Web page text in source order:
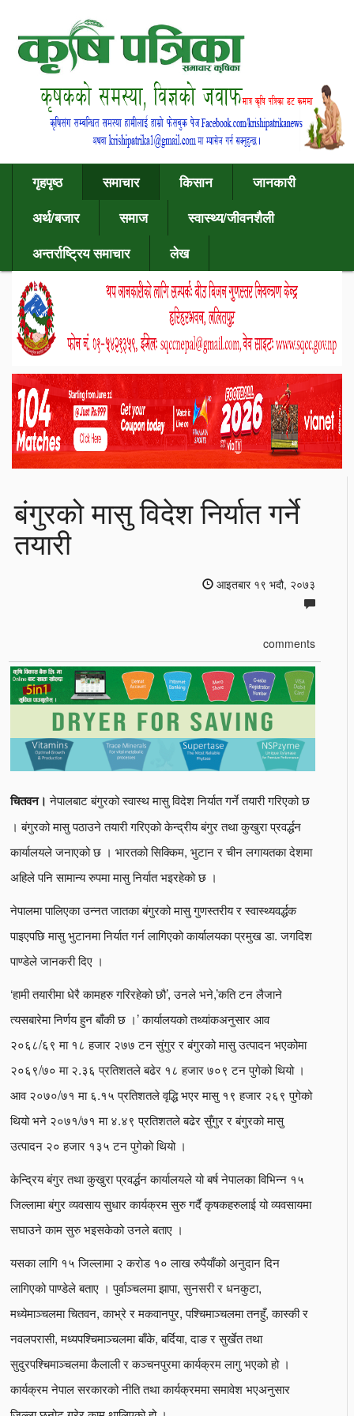
गृहपृष्ठ समाचार किसान
जानकारी
अर्थ/बजार
समाज
स्वास्थ्य/जीवनशैली
अन्तर्राष्ट्रिय समाचार
लेख
बंगुरको मासु विदेश निर्यात गर्ने
तयारी
आइतबार १९ भदौ, २०७३
comments
चितवन। नेपालबाट बंगुरको स्वास्थ मासु विदेश निर्यात गर्ने तयारी गरिएको छ
। बंगुरको मासु पठाउने तयारी गरिएको केन्द्रीय बंगुर तथा कुखुरा प्रवर्द्धन
कार्यालयले जनाएको छ । भारतको सिक्किम, भुटान र चीन लगायतका देशमा
अहिले पनि सामान्य रुपमा मासु निर्यात भइरहेको छ ।
नेपालमा पालिएका उन्नत जातका बंगुरको मासु गुणस्तरीय र स्वास्थ्यवर्द्धक
पाइएपछि मासु भुटानमा निर्यात गर्न लागिएको कार्यालयका प्रमुख डा. जगदिश
पाण्डेले जानकरी दिए ।
‘हामी तयारीमा धेरै कामहरु गरिरहेको छौ’, उनले भने,’कति टन लैजाने
त्यसबारेमा निर्णय हुन बाँकी छ ।’ कार्यालयको तथ्यांकअनुसार आव
२०६८/६९ मा १८ हजार २७७ टन सुंगुर र बंगुरको मासु उत्पादन भएकोमा
२०६९/७० मा २.३६ प्रतिशतले बढेर १८ हजार ७०९ टन पुगेको थियो ।
आव २०७०/७१ मा ६.१५ प्रतिशतले वृद्धि भएर मासु १९ हजार २६९ पुगेको
थियो भने २०७१/७१ मा ४.४९ प्रतिशतले बढेर सुँगुर र बंगुरको मासु
उत्पादन २० हजार १३५ टन पुगेको थियो ।
केन्द्रिय बंगुर तथा कुखुरा प्रवर्द्धन कार्यालयले यो बर्ष नेपालका विभिन्न १५
जिल्लामा बंगुर व्यवसाय सुधार कार्यक्रम सुरु गर्दै कृषकहरुलाई यो व्यवसायमा
सघाउने काम सुरु भइसकेको उनले बताए ।
यसका लागि १५ जिल्लामा २ करोड १० लाख रुपैयाँको अनुदान दिन
लागिएको पाण्डेले बताए । पुर्वाञ्चलमा झापा, सुनसरी र धनकुटा,
मध्येमाञ्चलमा चितवन, काभ्रे र मकवानपुर, पश्चिमाञ्चलमा तनहुँ, कास्की र
नवलपरासी, मध्यपश्चिमाञ्चलमा बाँके, बर्दिया, दाङ र सुर्खेत तथा
सुदुरपश्चिमाञ्चलमा कैलाली र कञ्चनपुरमा कार्यक्रम लागु भएको हो ।
कार्यक्रम नेपाल सरकारको नीति तथा कार्यक्रममा समावेश भएअनुसार